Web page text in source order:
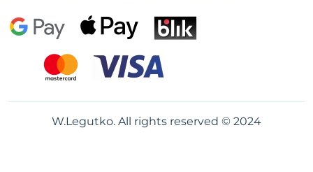
W.Legutko. All rights reserved © 2024